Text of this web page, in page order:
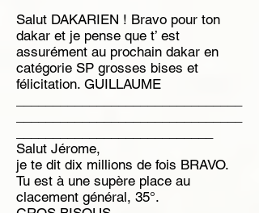
Salut DAKARIEN ! Bravo pour ton
dakar et je pense que t’ est
assurément au prochain dakar en
catégorie SP grosses bises et
félicitation. GUILLAUME
Salut Jérome,
je te dit dix millions de fois BRAVO.
Tu est à une supère place au
clacement général, 35°.